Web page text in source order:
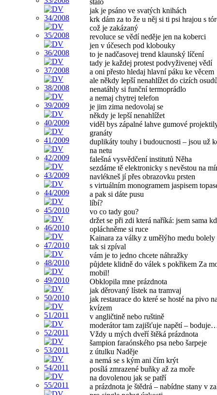
stalo
jak je psáno ve svatých knihách
krk dám za to že u něj si ti psi hrajou s
což je zakázaný
revoluce se vědí neděje jen na koberci
jen v účesech pod klobouky
to je nadčasovej trend klaunský líčení
tady je každej protest podvyživenej vědí
a oni přesto hledaj hlavní páku ke věcem
ale někdy lepší nenahlížet do cizích
nenatáhly si funční termoprádlo
a nemaj chytrej telefon
je jim zima nedovolaj se
někdy je lepší nenahlížet
viděl bys zápalné lahve gumové
granáty
duplikáty touhy i budoucnosti – jsou už
na netu
falešná vysvědčení institutů Něha
sezdáme tě elektronicky s nevěstou na
navlékneš jí přes obrazovku prsten
s virtuálním monogramem jaspisem
a pak si dáte pusu
líbí?
vo co tady gou?
držet se při zdi která naříká: jsem sama
opláchněme si ruce
Kainara za války z umělýho medu bolely
tak si zpíval
vám je to jedno chcete náhražky
půjdete klidně do válek s pokřikem Za
mobil!
Obklopila mne prázdnota
jak děrovaný lístek na tramvaj
jak restaurace do které se hosté na pivo
kvízem
v angličtině nebo ruštině
moderátor tam zajišťuje napětí –
Vždy u mých dveří štěká prázdnota
šampion faraónského psa nebo šarpeje
z útulku Naděje
a nemá se s kým ani čím krýt
posílá zmrazené buňky až za moře
na dovolenou jak se patří
a prázdnota je štědrá – nabídne stany v